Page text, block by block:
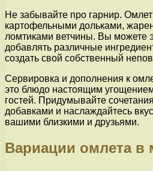
Не забывайте про гарнир.
картофельными дольками,
ломтиками ветчины. Вы можете
добавлять различные
создать свой собственный
Сервировка и дополнения к
это блюдо настоящим
гостей. Придумывайте
добавками и наслаждайтесь
вашими близкими и друзьями.
Вариации омлета в